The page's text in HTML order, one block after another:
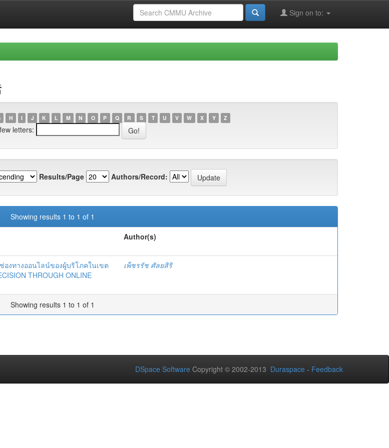
Sign on to:
H I J K L M N O P Q R S T U V W X Y Z
letters:
Results/Page Authors/Record:
Showing results 1 to 1 of 1
Author(s)
งทางออนไลน์ของผู้บริโภคในเขต
THROUGH ONLINE
เพ็ชรรัช ศัลยสิริ
Showing results 1 to 1 of 1
DSpace Software Copyright © 2002-2013 Duraspace - Feedback